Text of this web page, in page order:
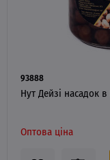
93888
Нут Дейзі насадок
Оптова ціна